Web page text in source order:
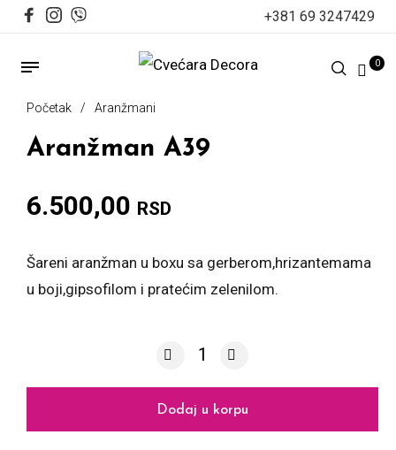
+381 69 3247429
0
Početak / Aranžmani
Aranžman A39
6.500,00 RSD
Šareni aranžman u boxu sa gerberom,hrizantemama
u boji,gipsofilom i pratećim zelenilom.
Aranžman A39 količina
Dodaj u korpu